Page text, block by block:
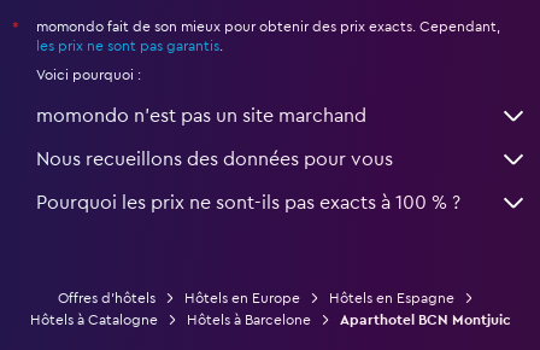
*
momondo fait de son mieux pour obtenir des prix exacts. Cependant,
les prix ne sont pas garantis
Voici pourquoi :
momondo n'est pas un site marchand
Nous recueillons des données pour vous
Pourquoi les prix ne sont-ils pas exacts à 100 % ?
Offres d’hôtels Hôtels en Europe
Hôtels en Espagne
Hôtels à Catalogne
Hôtels à Barcelone Aparthotel BCN Montjuic